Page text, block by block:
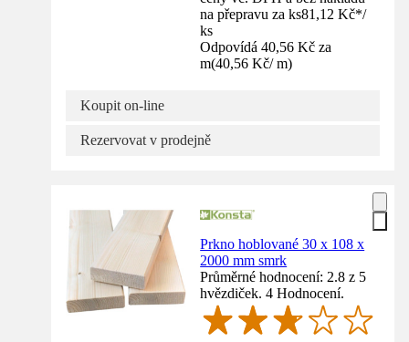
na přepravu za ks81,12 Kč*/
ks
Odpovídá 40,56 Kč za
m(40,56 Kč/ m)
Koupit on-line
Rezervovat v prodejně
Prkno hoblované 30 x 108 x
2000 mm smrk
Průměrné hodnocení: 2.8 z 5
hvězdiček. 4 Hodnocení.